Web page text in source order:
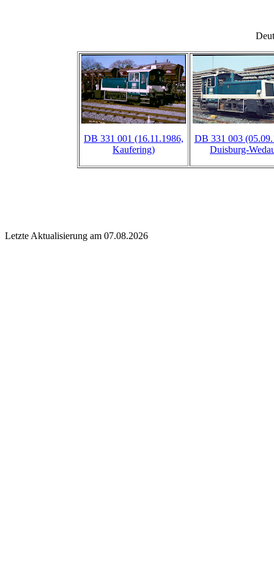
DB 331 001 (16.11.1986,
Kaufering)
DB 331 003
Duisburg-
Letzte Aktualisierung am 07.08.2026